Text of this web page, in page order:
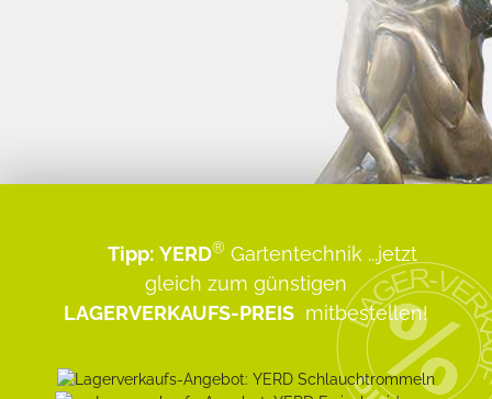
Tipp: YERD® Gartentechnik ...jetzt
gleich zum günstigen
LAGERVERKAUFS-PREIS mitbestellen!